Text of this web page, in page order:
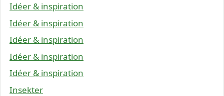
Idéer & inspiration
Idéer & inspiration
Idéer & inspiration
Idéer & inspiration
Idéer & inspiration
Insekter